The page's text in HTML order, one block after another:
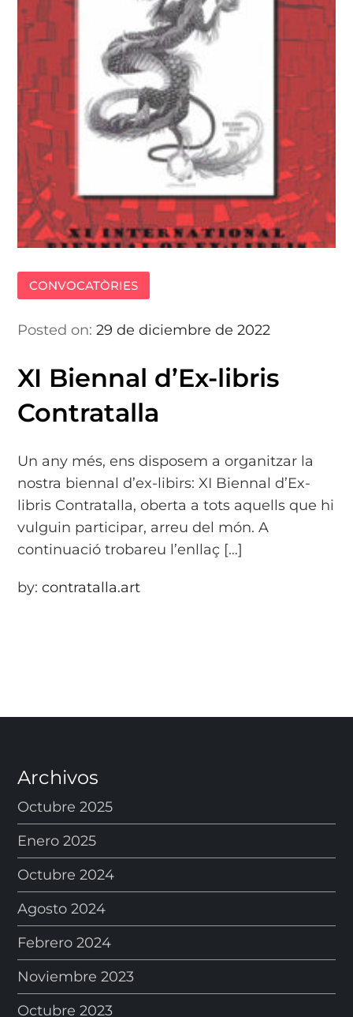
CONVOCATÒRIES
Posted on:29 de diciembre de 2022
XI Biennal d’Ex-libris
Contratalla
Un any més, ens disposem a organitzar la
nostra biennal d’ex-libirs: XI Biennal d’Ex-
libris Contratalla, oberta a tots aquells que hi
vulguin participar, arreu del món. A
continuació trobareu l’enllaç […]
by:contratalla.art
Archivos
Octubre 2025
Enero 2025
Octubre 2024
Agosto 2024
Febrero 2024
Noviembre 2023
Octubre 2023